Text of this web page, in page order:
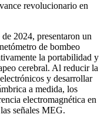
revolucionario en
2024, presentaron un
de bombeo
la portabilidad y
cerebral. Al reducir la
y desarrollar
a medida, los
electromagnética en
señales MEG.